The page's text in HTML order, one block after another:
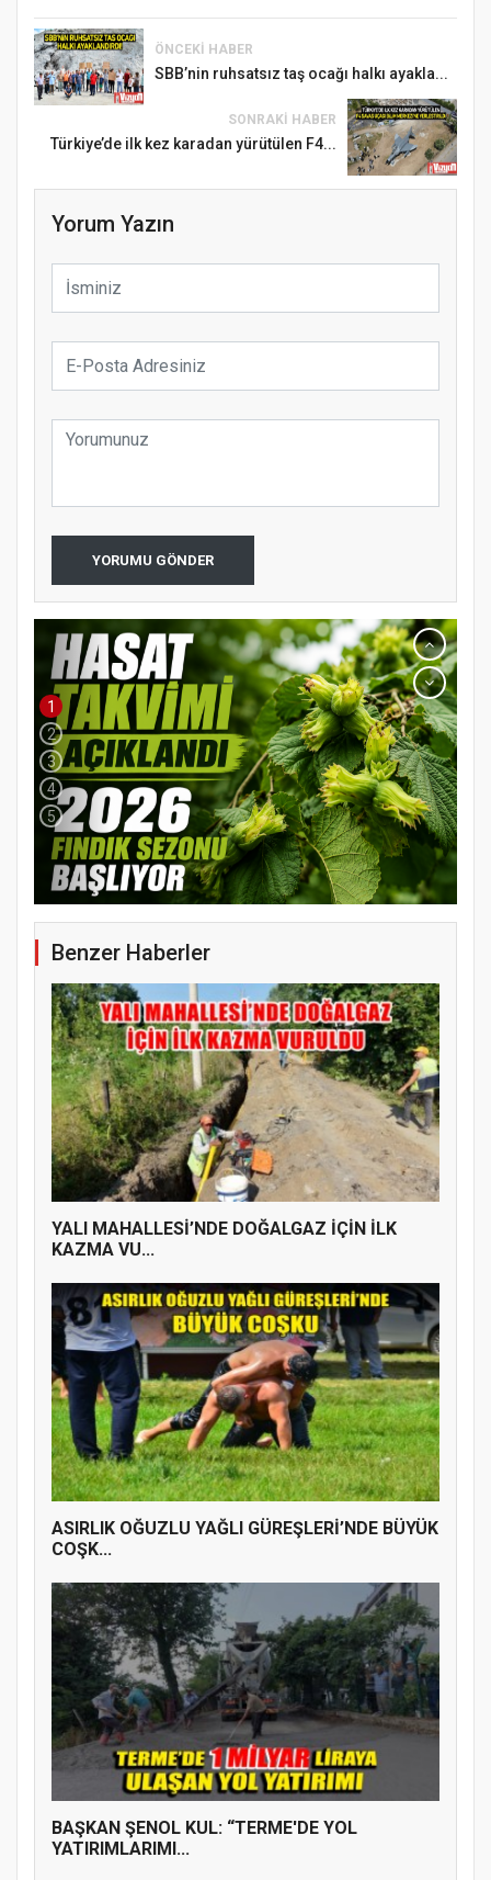
ÖNCEKI HABER
SBB’nin ruhsatsız taş ocağı halkı ayakla...
SONRAKI HABER
Türkiye’de ilk kez karadan yürütülen F4...
Yorum Yazın
YORUMU GÖNDER
YENİ PARTİ TERME İLÇE BAŞKANLIĞINDA
ÜYE KATILIM PROGRAMI
1
2
3
4
5
Benzer Haberler
YALI MAHALLESİ’NDE DOĞALGAZ İÇİN İLK
KAZMA VU...
ASIRLIK OĞUZLU YAĞLI GÜREŞLERİ’NDE BÜYÜK
COŞK...
BAŞKAN ŞENOL KUL: “TERME'DE YOL
YATIRIMLARIMI...